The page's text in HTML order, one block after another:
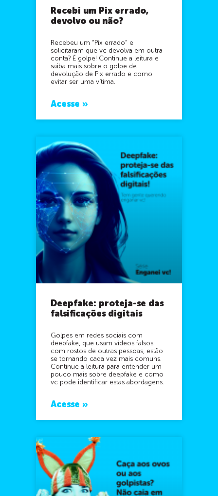
Recebi um Pix errado,
devolvo ou não?
Recebeu um “Pix errado” e
solicitaram que vc devolva em outra
conta? É golpe! Continue a leitura e
saiba mais sobre o golpe de
devolução de Pix errado e como
evitar ser uma vítima.
Acesse »
Deepfake: proteja-se das
falsificações digitais
Golpes em redes sociais com
deepfake, que usam vídeos falsos
com rostos de outras pessoas, estão
se tornando cada vez mais comuns.
Continue a leitura para entender um
pouco mais sobre deepfake e como
vc pode identificar estas abordagens.
Acesse »